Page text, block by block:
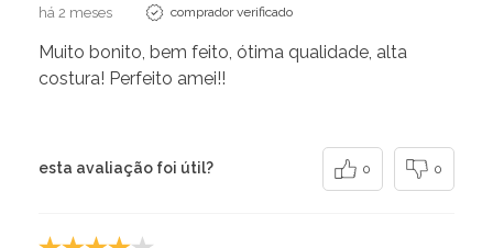
há 2 meses comprador verificado
Muito bonito, bem feito, ótima qualidade, alta
costura! Perfeito amei!!
esta avaliação foi útil? 0 0